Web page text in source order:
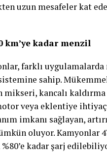
uzun mesafeler kat
km’ye kadar menzil
farklı
sahip.
kancalı
veya eklentiye
imkanı sağlayan,
oluyor. Kamyonlar
kadar şarj